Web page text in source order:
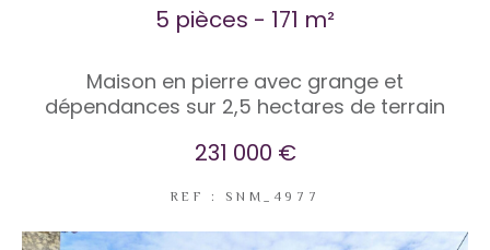
5 pièces - 171 m²
Maison en pierre avec grange et
dépendances sur 2,5 hectares de terrain
231 000 €
REF : SNM_4977